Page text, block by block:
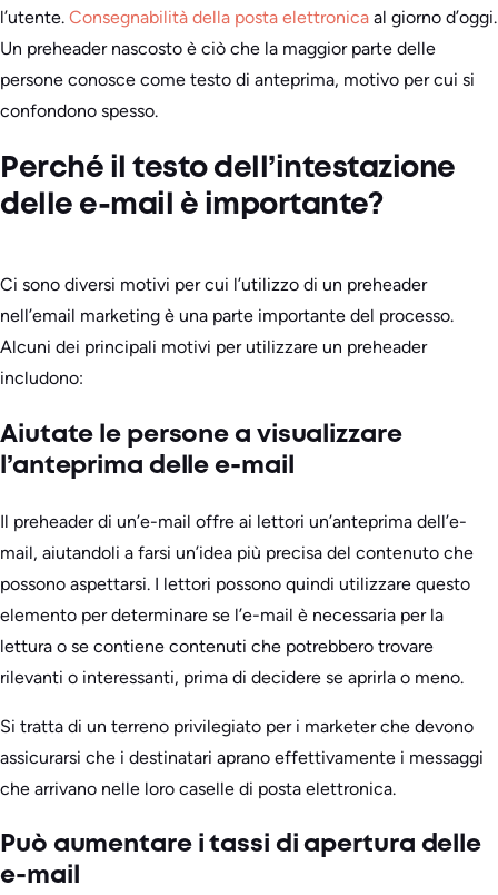
l’utente. Consegnabilità della posta elettronica al giorno d’oggi.
Un preheader nascosto è ciò che la maggior parte delle
persone conosce come testo di anteprima, motivo per cui si
confondono spesso.
Perché il testo dell’intestazione
delle e-mail è importante?
Ci sono diversi motivi per cui l’utilizzo di un preheader
nell’email marketing è una parte importante del processo.
Alcuni dei principali motivi per utilizzare un preheader
includono:
Aiutate le persone a visualizzare
l’anteprima delle e-mail
Il preheader di un’e-mail offre ai lettori un’anteprima dell’e-
mail, aiutandoli a farsi un’idea più precisa del contenuto che
possono aspettarsi. I lettori possono quindi utilizzare questo
elemento per determinare se l’e-mail è necessaria per la
lettura o se contiene contenuti che potrebbero trovare
rilevanti o interessanti, prima di decidere se aprirla o meno.
Si tratta di un terreno privilegiato per i marketer che devono
assicurarsi che i destinatari aprano effettivamente i messaggi
che arrivano nelle loro caselle di posta elettronica.
Può aumentare i tassi di apertura delle
e-mail